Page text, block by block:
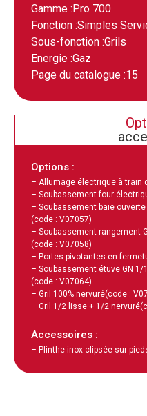
Gamme : Pro 700
Fonction :Simples
Sous-fonction :Grils
Energie :Gaz
Page du catalogue :15
Options :
– Allumage électrique à train
– Soubassement four
– Soubassement baie
(code : V07057)
– Soubassement rangement
(code : V07058)
– Portes pivotantes en
– Soubassement étuve GN
(code : V07064)
– Gril 100% nervuré(code :
– Gril 1/2 lisse + 1/2 nervuré
Accessoires :
– Plinthe inox clipsée sur